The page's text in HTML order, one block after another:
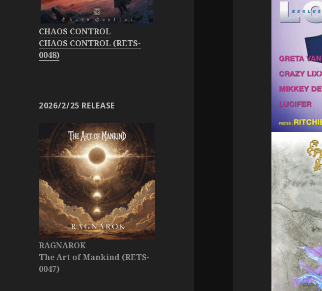
CHAOS CONTROL
CHAOS CONTROL (RETS-
0048)
2026/2/25 RELEASE
RAGNAROK
The Art of Mankind (RETS-
0047)